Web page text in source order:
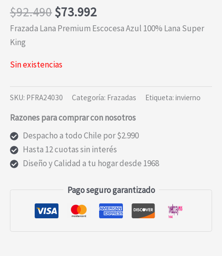
$92.490El
precio
$92.490.
$73.992El
precio
Frazada Lana Premium Escocesa Azul 100% Lana Super
King
Sin existencias
SKU: PFRA24030 Categoría: Frazadas Etiqueta: invierno
Razones para comprar con nosotros
Despacho a todo Chile por $2.990
Hasta 12 cuotas sin interés
Diseño y Calidad a tu hogar desde 1968
Pago seguro garantizado